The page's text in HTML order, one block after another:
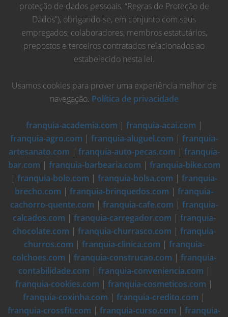
proteção de dados pessoais, “Regras de Proteção de
Dados”), obrigando-se, em conjunto com seus
empregados, colaboradores, membros estatutários,
prepostos e terceiros contratados relacionados ao
estabelecido nesta lei.
Usamos cookies para prover uma experiência melhor de
navegação. Política de privacidade
franquia-academia.com | franquia-acai.com |
franquia-agro.com | franquia-aluguel.com | franquia-
artesanato.com | franquia-auto-pecas.com | franquia-
bar.com | franquia-barbearia.com | franquia-bike.com
| franquia-bolo.com | franquia-bolsa.com | franquia-
brecho.com | franquia-brinquedos.com | franquia-
cachorro-quente.com | franquia-cafe.com | franquia-
calcados.com | franquia-carregador.com | franquia-
chocolate.com | franquia-churrasco.com | franquia-
churros.com | franquia-clinica.com | franquia-
colchoes.com | franquia-construcao.com | franquia-
contabilidade.com | franquia-conveniencia.com |
franquia-cookies.com | franquia-cosmeticos.com |
franquia-coxinha.com | franquia-credito.com |
franquia-crossfit.com | franquia-curso.com | franquia-